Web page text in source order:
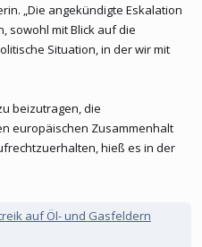
„Die angekündigte Eskalation
sowohl mit Blick auf die
Situation, in der wir mit
beizutragen, die
europäischen Zusammenhalt
hieß es in der
auf Öl- und Gasfeldern